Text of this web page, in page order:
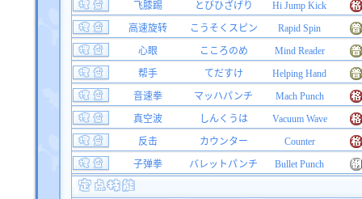
飞膝踢 とびひざげり
Hi Jump Kick
高速旋转
こうそくスピン
Rapid Spin
心眼
こころのめ
Mind Reader
帮手
てだすけ
Helping Hand
音速拳
マッハパンチ
Mach Punch
真空波
しんくうは
Vacuum Wave
反击
カウンター
Counter
子弹拳
バレットパンチ Bullet Punch